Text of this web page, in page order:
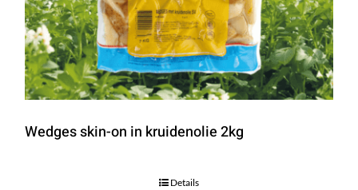
Wedges skin-on in kruidenolie 2kg
Details